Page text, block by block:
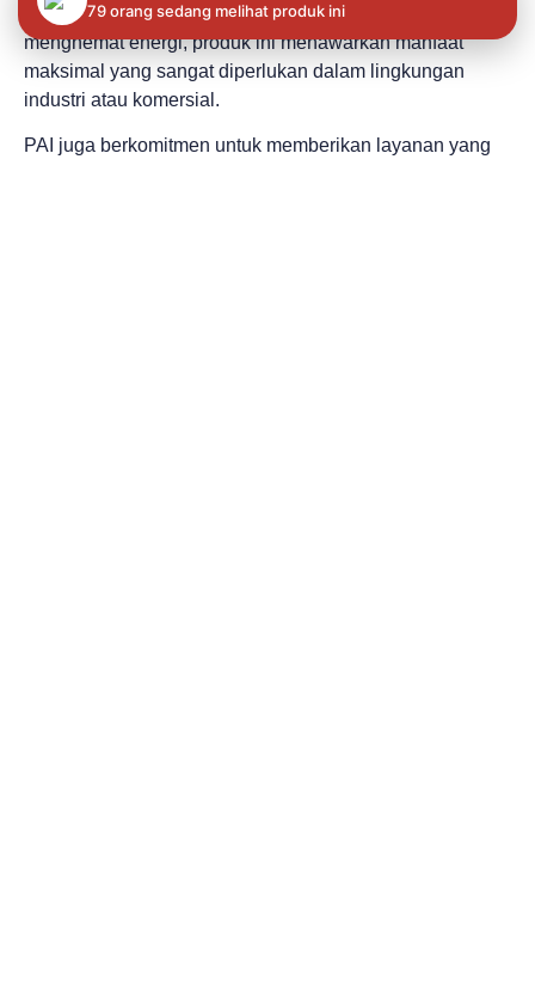
untuk 2000 liter air hingga kemampuannya untuk
menghemat energi, produk ini menawarkan manfaat
maksimal yang sangat diperlukan dalam lingkungan
industri atau komersial.
PAI juga berkomitmen untuk memberikan layanan yang
79 orang sedang melihat produk ini